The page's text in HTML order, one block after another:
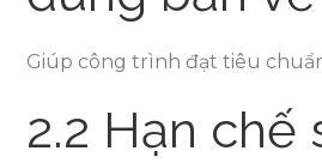
Giúp công trình đạt tiêu
2.2 Hạn chế